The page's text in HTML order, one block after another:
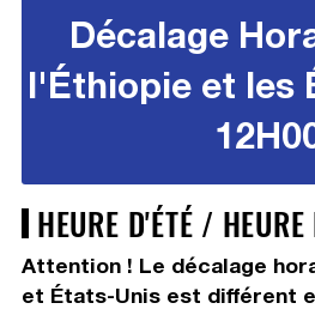
Décalage
l'Éthiopie et les
HEURE D'ÉTÉ /
Attention ! Le décalage
et États-Unis est différent